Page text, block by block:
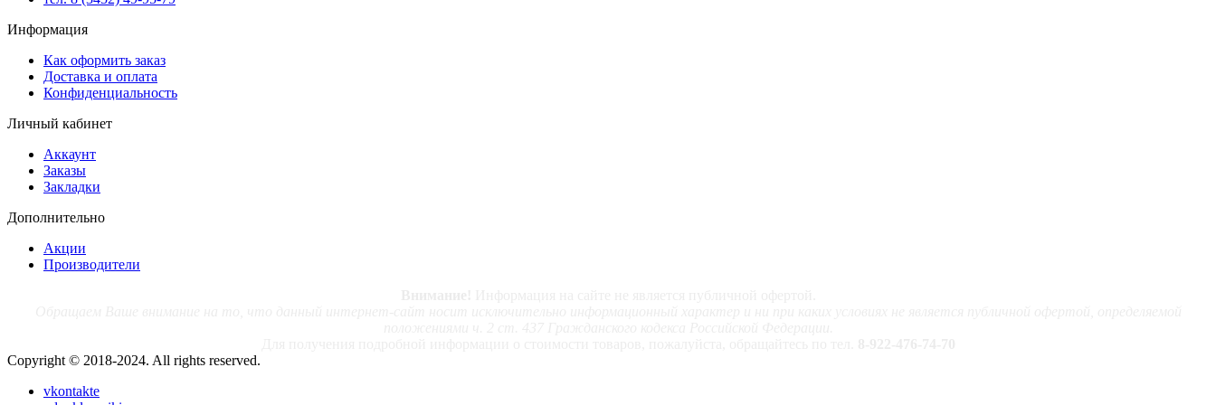
Информация
Как оформить заказ
Доставка и оплата
Конфиденциальность
Личный кабинет
Аккаунт
Заказы
Закладки
Дополнительно
Акции
Производители
Copyright © 2018-2024. All rights reserved.
vkontakte